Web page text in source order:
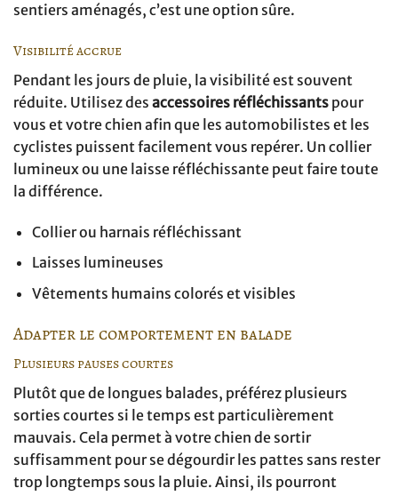
sentiers aménagés, c’est une option sûre.
Visibilité accrue
Pendant les jours de pluie, la visibilité est souvent
réduite. Utilisez des accessoires réfléchissants pour
vous et votre chien afin que les automobilistes et les
cyclistes puissent facilement vous repérer. Un collier
lumineux ou une laisse réfléchissante peut faire toute
la différence.
Collier ou harnais réfléchissant
Laisses lumineuses
Vêtements humains colorés et visibles
Adapter le comportement en balade
Plusieurs pauses courtes
Plutôt que de longues balades, préférez plusieurs
sorties courtes si le temps est particulièrement
mauvais. Cela permet à votre chien de sortir
suffisamment pour se dégourdir les pattes sans rester
trop longtemps sous la pluie. Ainsi, ils pourront